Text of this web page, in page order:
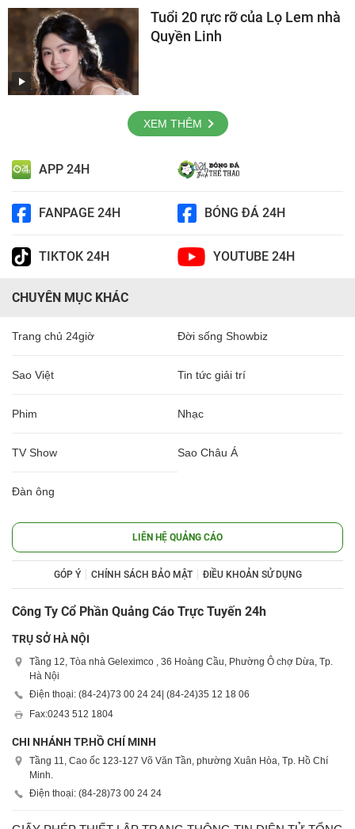
Tuổi 20 rực rỡ của Lọ Lem nhà
Quyền Linh
XEM THÊM
APP 24H
FANPAGE 24H BÓNG ĐÁ 24H
TIKTOK 24H YOUTUBE 24H
CHUYÊN MỤC KHÁC
Trang chủ 24giờ Đời sống Showbiz
Sao Việt Tin tức giải trí
Phim Nhạc
TV Show Sao Châu Á
Đàn ông
LIÊN HỆ QUẢNG CÁO
GÓP Ý CHÍNH SÁCH BẢO MẬT ĐIỀU KHOẢN SỬ DỤNG
Công Ty Cổ Phần Quảng Cáo Trực Tuyến 24h
TRỤ SỞ HÀ NỘI
Tầng 12, Tòa nhà Geleximco , 36 Hoàng Cầu, Phường Ô chợ Dừa, Tp.
Hà Nội
Điện thoại: (84-24)73 00 24 24| (84-24)35 12 18 06
Fax:0243 512 1804
CHI NHÁNH TP.HỒ CHÍ MINH
Tầng 11, Cao ốc 123-127 Võ Văn Tần, phường Xuân Hòa, Tp. Hồ Chí
Minh.
Điện thoại: (84-28)73 00 24 24